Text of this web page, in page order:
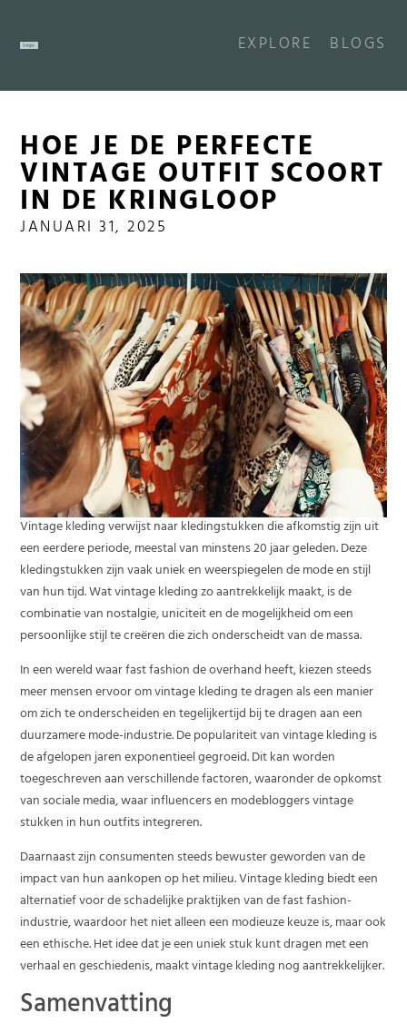
EXPLORE BLOGS
HOE JE DE PERFECTE
VINTAGE OUTFIT SCOORT
IN DE KRINGLOOP
JANUARI 31, 2025
Vintage kleding verwijst naar kledingstukken die afkomstig zijn uit
een eerdere periode, meestal van minstens 20 jaar geleden. Deze
kledingstukken zijn vaak uniek en weerspiegelen de mode en stijl
van hun tijd. Wat vintage kleding zo aantrekkelijk maakt, is de
combinatie van nostalgie, uniciteit en de mogelijkheid om een
persoonlijke stijl te creëren die zich onderscheidt van de massa.
In een wereld waar fast fashion de overhand heeft, kiezen steeds
meer mensen ervoor om vintage kleding te dragen als een manier
om zich te onderscheiden en tegelijkertijd bij te dragen aan een
duurzamere mode-industrie. De populariteit van vintage kleding is
de afgelopen jaren exponentieel gegroeid. Dit kan worden
toegeschreven aan verschillende factoren, waaronder de opkomst
van sociale media, waar influencers en modebloggers vintage
stukken in hun outfits integreren.
Daarnaast zijn consumenten steeds bewuster geworden van de
impact van hun aankopen op het milieu. Vintage kleding biedt een
alternatief voor de schadelijke praktijken van de fast fashion-
industrie, waardoor het niet alleen een modieuze keuze is, maar ook
een ethische. Het idee dat je een uniek stuk kunt dragen met een
verhaal en geschiedenis, maakt vintage kleding nog aantrekkelijker.
Samenvatting